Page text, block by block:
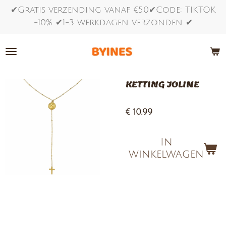
Ga
de
✔Gratis verzending vanaf €50✔Code: TIKTOK
-10% ✔1-3 werkdagen verzonden ✔
KETTING JOLINE
€ 10,99
In
winkelwagen